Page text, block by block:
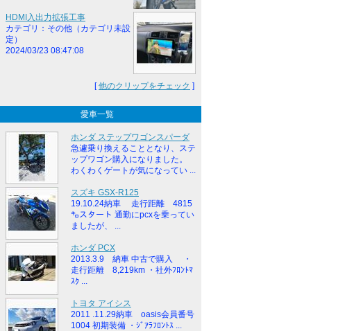
HDMI入出力拡張工事
カテゴリ：その他（カテゴリ未設
定）
2024/03/23 08:47:08
[他のクリップをチェック ]
愛車一覧
ホンダ ステップワゴンスパーダ
急遽乗り換えることとなり、ステ
ップワゴン購入になりました。
わくわくゲートが気になってい ...
スズキ GSX-R125
19.10.24納車 走行距離 4815
㌔スタート 通勤にpcxを乗ってい
ましたが、 ...
ホンダ PCX
2013.3.9 納車 中古で購入 ・
走行距離 8,219km ・社外ﾌﾛﾝﾄﾏ
ｽｸ ...
トヨタ アイシス
2011 .11.29納車 oasis会員番号
1004 初期装備 ・ｼﾞｱﾗﾌﾛﾝﾄｽ ...